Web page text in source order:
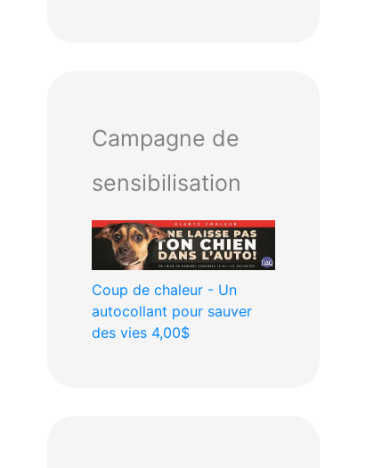
Campagne de
sensibilisation
Coup de chaleur - Un
autocollant pour sauver
des vies 4,00$